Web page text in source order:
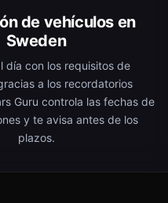
de vehículos en
Sweden
día con los requisitos de
a los recordatorios
Guru controla las fechas de
y te avisa antes de los
plazos.